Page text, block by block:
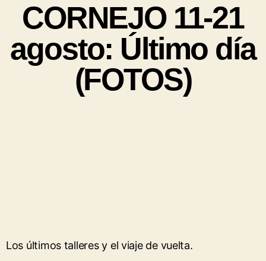
CORNEJO 11-21
agosto: Último día
(FOTOS)
Los últimos talleres y el viaje de vuelta.